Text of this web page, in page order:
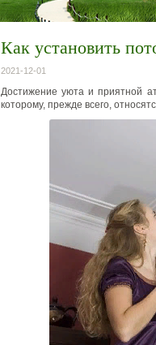
Как установить
2021-12-01
Достижение уюта и приятной
которому, прежде всего,